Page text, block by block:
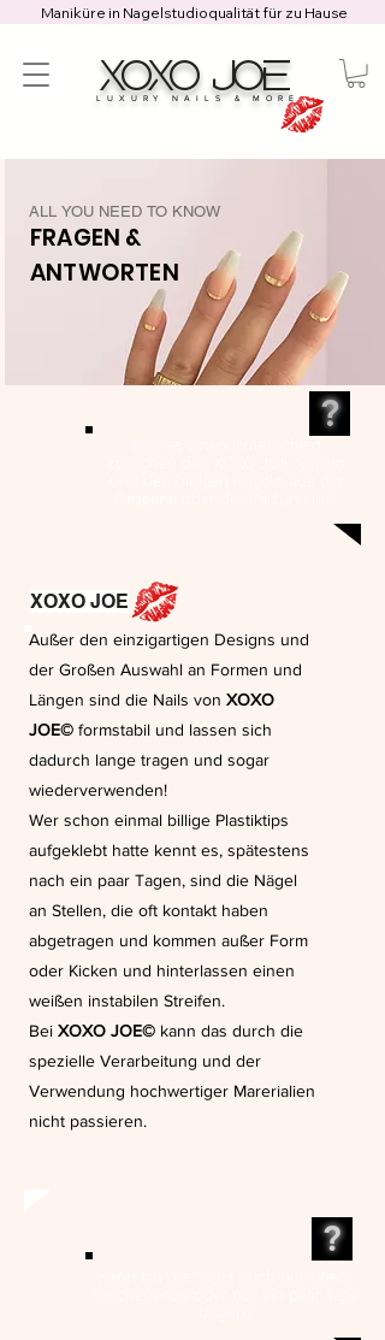
XOXO JOE
LUXURY NAILS & MORE
Maniküre in Nagelstudioqualität für zu Hause
FRAGEN &
ANTWORTEN
ALL YOU NEED TO KNOW
?
XOXO JOE
Außer den einzigartigen Designs und
der Großen Auswahl an Formen und
Längen sind die Nails von XOXO
JOE© formstabil und lassen sich
dadurch lange tragen und sogar
wiederverwenden!
Wer schon einmal billige Plastiktips
aufgeklebt hatte kennt es, spätestens
nach ein paar Tagen, sind die Nägel
an Stellen, die oft kontakt haben
abgetragen und kommen außer Form
oder Kicken und hinterlassen einen
weißen instabilen Streifen.
Bei XOXO JOE© kann das durch die
spezielle Verarbeitung und der
Verwendung hochwertiger Marerialien
nicht passieren.
?